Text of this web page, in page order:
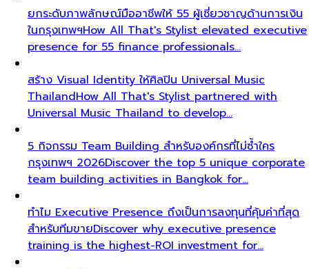
ยกระดับภาพลักษณ์มืออาชีพให้ 55 ผู้เชี่ยวชาญด้านการเงิน
ในกรุงเทพฯHow All That's Stylist elevated executive
presence for 55 finance professionals…
สร้าง Visual Identity ให้ศิลปิน Universal Music
ThailandHow All That's Stylist partnered with
Universal Music Thailand to develop…
5 กิจกรรม Team Building สำหรับองค์กรที่ไม่ซ้ำใคร
กรุงเทพฯ 2026Discover the top 5 unique corporate
team building activities in Bangkok for…
ทำไม Executive Presence ถึงเป็นการลงทุนที่คุ้มค่าที่สุด
สำหรับทีมขายDiscover why executive presence
training is the highest-ROI investment for…